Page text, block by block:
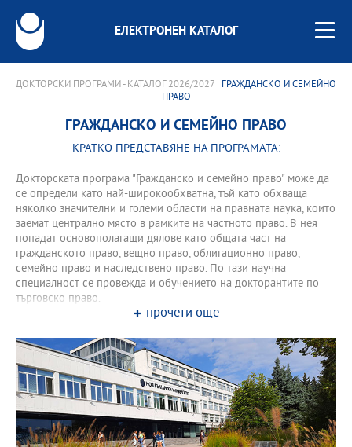
ЕЛЕКТРОНЕН КАТАЛОГ
ДОКТОРСКИ ПРОГРАМИ - КАТАЛОГ 2026/2027 | ГРАЖДАНСКО И СЕМЕЙНО
ПРАВО
ГРАЖДАНСКО И СЕМЕЙНО ПРАВО
КРАТКО ПРЕДСТАВЯНЕ НА ПРОГРАМАТА:
Докторската програма "Гражданско и семейно право" може да
се определи като най-широкообхватна, тъй като обхваща
няколко значителни и големи области на правната наука, които
заемат централно място в рамките на частното право. В нея
попадат основополагащи дялове като общата част на
гражданското право, вещно право, облигационно право,
семейно право и наследствено право. По тази научна
специалност се провежда и обучението на докторантите по
търговско право.
Департамент "Право" развива разнообразна
научноизследователска дейност, свързана с организиране и
провеждане на семинари и конференции, в разработване и
участие в изследователски проекти и публикуване на
проведените изследвания.
Департаментът издава списание "Правен преглед" и
електронно списание "Law Journal of NBU" с научни
публикации на преподаватели, докторанти и студенти.
прочети още